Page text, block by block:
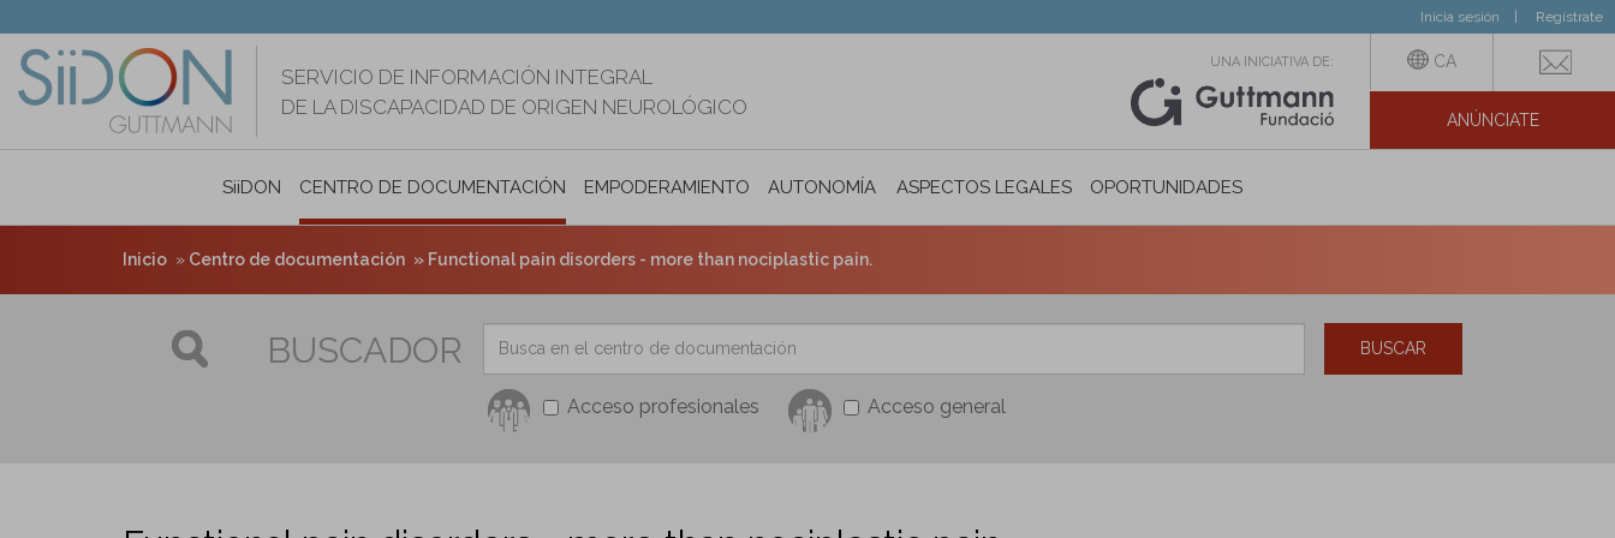
contenido
principal
Inicia sesión Regístrate
SERVICIO DE INFORMACIÓN INTEGRAL
DE LA DISCAPACIDAD DE ORIGEN NEUROLÓGICO
UNA INICIATIVA DE: CA
ANÚNCIATE
SiiDON CENTRO DE DOCUMENTACIÓN EMPODERAMIENTO AUTONOMÍA PERSONAL E INCLUSIÓN SOCIAL
ASPECTOS LEGALES OPORTUNIDADES
Inicio Centro de documentación Functional pain disorders - more than nociplastic pain.
BUSCADOR
Acceso profesionales Acceso general
BUSCAR